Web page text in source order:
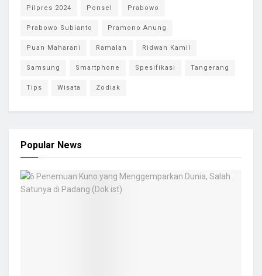
Pilpres 2024 Ponsel Prabowo
Prabowo Subianto Pramono Anung
Puan Maharani Ramalan Ridwan Kamil
Samsung Smartphone Spesifikasi Tangerang
Tips Wisata Zodiak
Popular News